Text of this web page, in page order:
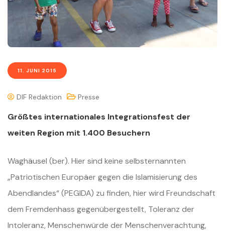
11. JUNI 2015
DIF Redaktion Presse
Größtes internationales Integrationsfest der
weiten Region mit 1.400 Besuchern
Waghäusel (ber). Hier sind keine selbsternannten
„Patriotischen Europäer gegen die Islamisierung des
Abendlandes“ (PEGIDA) zu finden, hier wird Freundschaft
dem Fremdenhass gegenübergestellt, Toleranz der
Intoleranz, Menschenwürde der Menschenverachtung,